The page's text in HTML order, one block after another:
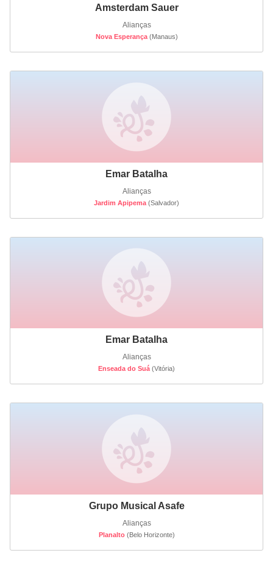
Amsterdam Sauer
Alianças
Nova Esperança(Manaus)
Emar Batalha
Alianças
Jardim Apipema (Salvador)
Emar Batalha
Alianças
Enseada do Suá (Vitória)
Grupo Musical Asafe
Alianças
Planalto(Belo Horizonte)